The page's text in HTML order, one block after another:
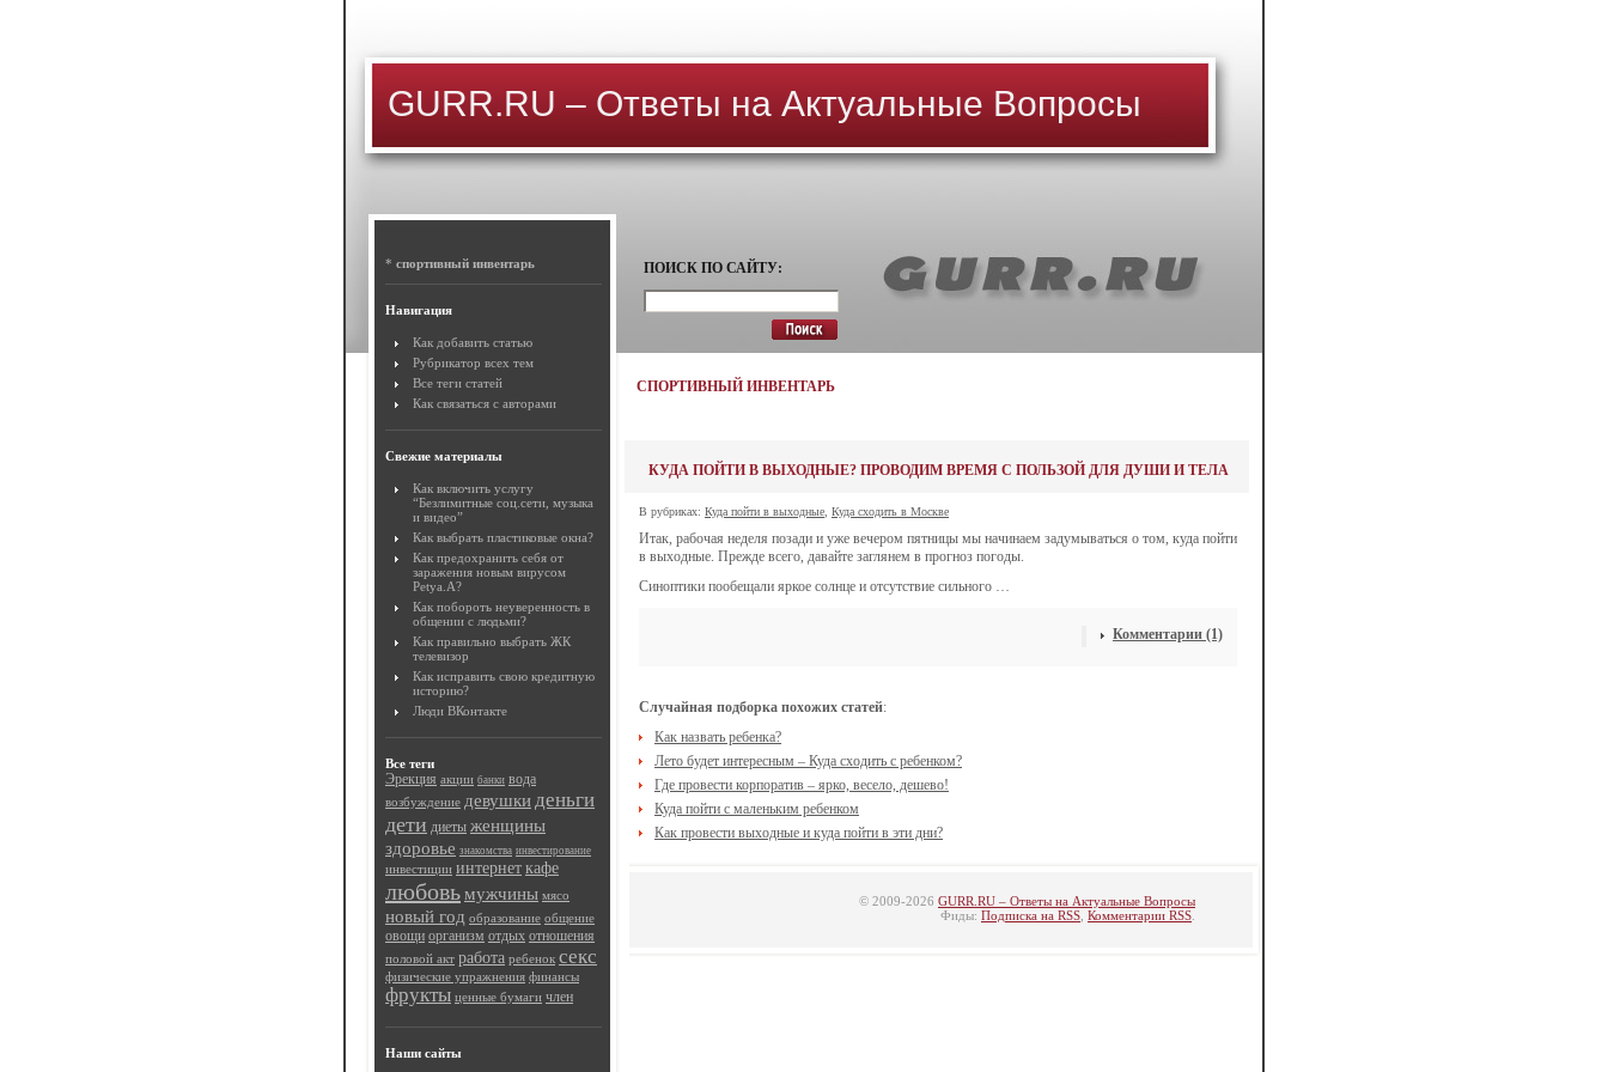
GURR.RU – Ответы на Актуальные Вопросы
* спортивный инвентарь
Навигация
Как добавить статью
Рубрикатор всех тем
Все теги статей
Как связаться с авторами
Свежие материалы
Как включить услугу
“Безлимитные соц.сети, музыка
и видео”
Как выбрать пластиковые окна?
Как предохранить себя от
заражения новым вирусом
Petya.A?
Как побороть неуверенность в
общении с людьми?
Как правильно выбрать ЖК
телевизор
Как исправить свою кредитную
историю?
Люди ВКонтакте
Все теги
Эрекция акции банки вода
возбуждение девушкиденьги
дети диеты женщины
здоровье знакомства инвестирование
инвестиции интернет кафе
любовьмужчины мясо
новый год образование общение
овощи организм отдых отношения
половой акт работа ребенок секс
физические упражнения финансы
фрукты ценные бумаги член
Наши сайты
ПОИСК ПО САЙТУ:
СПОРТИВНЫЙ ИНВЕНТАРЬ
КУДА ПОЙТИ В ВЫХОДНЫЕ? ПРОВОДИМ ВРЕМЯ С ПОЛЬЗОЙ ДЛЯ ДУШИ И ТЕЛА
В рубриках: Куда пойти в выходные Куда сходить в Москве
Итак, рабочая неделя позади и уже вечером пятницы мы начинаем задумываться о том, куда пойти
в выходные. Прежде всего, давайте заглянем в прогноз погоды.
Синоптики пообещали яркое солнце и отсутствие сильного …
Комментарии (1)
Случайная подборка похожих статей:
Как назвать ребенка?
Лето будет интересным – Куда сходить с ребенком?
Где провести корпоратив – ярко, весело, дешево!
Куда пойти с маленьким ребенком
Как провести выходные и куда пойти в эти дни?
© 2009-2026 GURR.RU – Ответы на Актуальные Вопросы
Фиды: Подписка на RSS Комментарии RSS